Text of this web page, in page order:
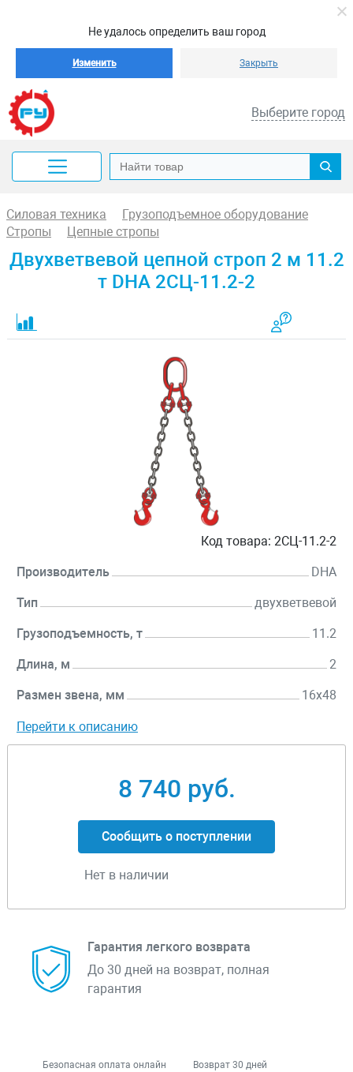
Не удалось определить ваш город
Изменить Закрыть
Выберите город
Силовая техника
Грузоподъемное оборудование
Стропы
Цепные стропы
Двухветвевой цепной строп 2 м 11.2
т DHA 2СЦ-11.2-2
Код товара: 2СЦ-11.2-2
Производитель DHA
Тип двухветвевой
Грузоподъемность, т 11.2
Длина, м 2
Размен звена, мм 16х48
Перейти к описанию
8 740 руб.
Сообщить о поступлении
Нет в наличии
Гарантия легкого возврата
До 30 дней на возврат, полная
гарантия
Безопасная оплата онлайн Возврат 30 дней